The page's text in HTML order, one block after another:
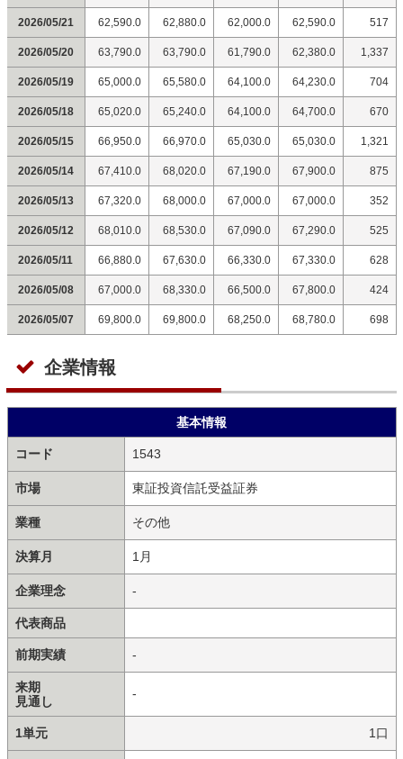
2026/05/21 62,590.0 62,880.0 62,000.0 62,590.0 517
2026/05/20 63,790.0 63,790.0 61,790.0 62,380.0 1,337
2026/05/19 65,000.0 65,580.0 64,100.0 64,230.0 704
2026/05/18 65,020.0 65,240.0 64,100.0 64,700.0 670
2026/05/15 66,950.0 66,970.0 65,030.0 65,030.0 1,321
2026/05/14 67,410.0 68,020.0 67,190.0 67,900.0 875
2026/05/13 67,320.0 68,000.0 67,000.0 67,000.0 352
2026/05/12 68,010.0 68,530.0 67,090.0 67,290.0 525
2026/05/11 66,880.0 67,630.0 66,330.0 67,330.0 628
2026/05/08 67,000.0 68,330.0 66,500.0 67,800.0 424
2026/05/07 69,800.0 69,800.0 68,250.0 68,780.0 698
企業情報
基本情報
コード 1543
市場 東証投資信託受益証券
業種 その他
決算月 1月
企業理念 -
代表商品
前期実績 -
来期
見通し
-
1単元 1口